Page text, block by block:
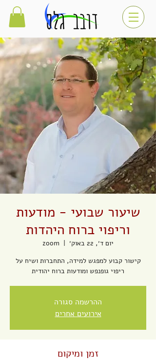
שיעור שבועי - מודעות
וריפוי ברוח היהדות
יום ד׳, 22 באוק׳
  |
zoom
קישור קבוע למפגש למידה, התחברות ושיח על
ריפוי גופנפש ומודעות ברוח יהודית
ההרשמה סגורה
אירועים אחרים
זמן ומיקום